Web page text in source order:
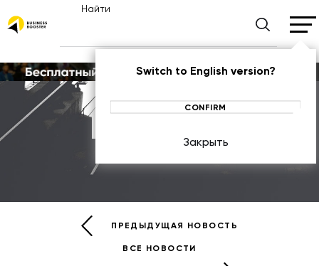
Найти
Switch to English version?
CONFIRM
Закрыть
Новости
ПРЕДЫДУЩАЯ НОВОСТЬ
ВСЕ НОВОСТИ